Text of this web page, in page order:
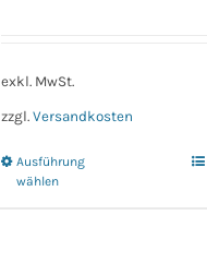
exkl. MwSt.
zzgl.Versandkosten
Ausführung
wählen